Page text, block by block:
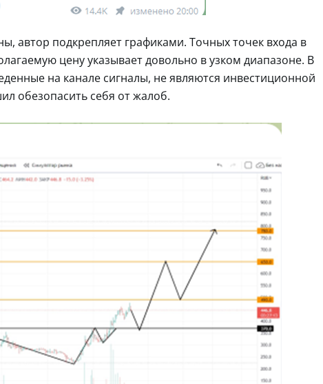
автор подкрепляет графиками. Точных точек входа в
цену указывает довольно в узком диапазоне. В
на канале сигналы, не являются инвестиционной
обезопасить себя от жалоб.